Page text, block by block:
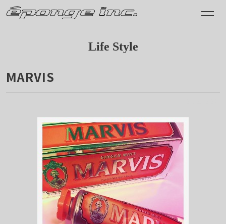
Life Style
MARVIS